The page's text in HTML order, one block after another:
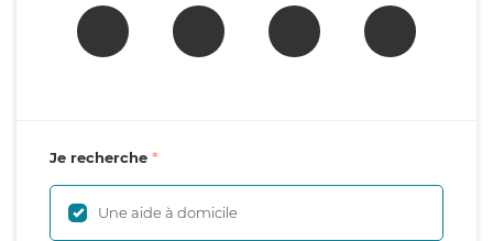
Je recherche
Une aide à domicile